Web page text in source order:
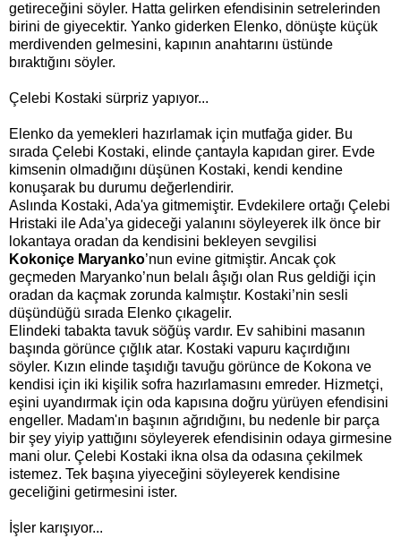
getireceğini söyler. Hatta gelirken efendisinin setrelerinden
birini de giyecektir. Yanko giderken Elenko, dönüşte küçük
merdivenden gelmesini, kapının anahtarını üstünde
bıraktığını söyler.
Çelebi Kostaki sürpriz yapıyor...
Elenko da yemekleri hazırlamak için mutfağa gider. Bu
sırada Çelebi Kostaki, elinde çantayla kapıdan girer. Evde
kimsenin olmadığını düşünen Kostaki, kendi kendine
konuşarak bu durumu değerlendirir.
Aslında Kostaki, Ada'ya gitmemiştir. Evdekilere ortağı Çelebi
Hristaki ile Ada’ya gideceği yalanını söyleyerek ilk önce bir
lokantaya oradan da kendisini bekleyen sevgilisi
Kokoniçe Maryanko’nun evine gitmiştir. Ancak çok
geçmeden Maryanko’nun belalı âşığı olan Rus geldiği için
oradan da kaçmak zorunda kalmıştır. Kostaki’nin sesli
düşündüğü sırada Elenko çıkagelir.
Elindeki tabakta tavuk söğüş vardır. Ev sahibini masanın
başında görünce çığlık atar. Kostaki vapuru kaçırdığını
söyler. Kızın elinde taşıdığı tavuğu görünce de Kokona ve
kendisi için iki kişilik sofra hazırlamasını emreder. Hizmetçi,
eşini uyandırmak için oda kapısına doğru yürüyen efendisini
engeller. Madam'ın başının ağrıdığını, bu nedenle bir parça
bir şey yiyip yattığını söyleyerek efendisinin odaya girmesine
mani olur. Çelebi Kostaki ikna olsa da odasına çekilmek
istemez. Tek başına yiyeceğini söyleyerek kendisine
geceliğini getirmesini ister.
İşler karışıyor...